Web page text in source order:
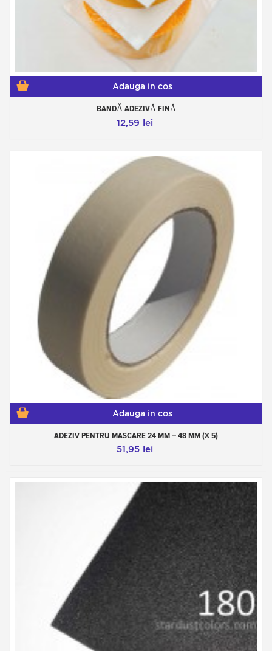
solvenților.
Acest tip de instrument nu este deloc
recomandat pentru vopsele transparente și
vopsele 2K care ar trebui lăsate să se întărească
în liniște departe de toate sursele de curenți de
Accesorii pentru a face
mascare
Daca vrei sa faci desene pe jante, prin metoda
stencil, desigur este posibil. Nu folosim șabloane
suprafețe și pe care puteți desena, apoi tăiați ușor
cu tăietoare speciale.
Pentru a crea grafice lungi sau alungite, se
folosesc linii adezive subțiri, care sunt perfect
potrivite pentru acest tip de lucru de precizie.
Tipuri de vopsea pentru jante pentru motociclete
Adauga in cos
BANDĂ ADEZIVĂ FINĂ
12,59 lei
Adauga in cos
ADEZIV PENTRU MASCARE 24 MM – 48 MM (X 5)
51,95 lei